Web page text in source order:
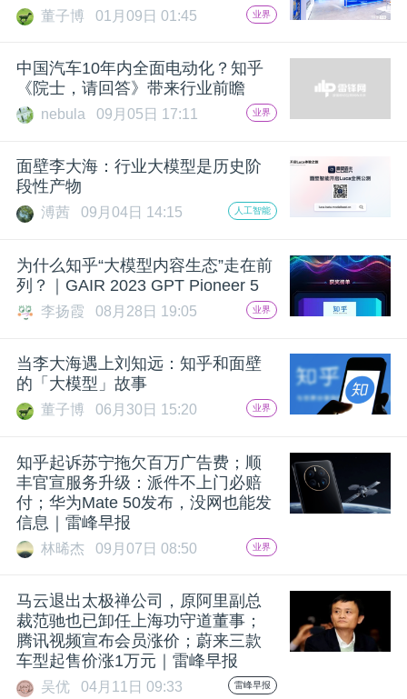
董子博 01月09日 01:45 业界
中国汽车10年内全面电动化？知乎
《院士，请回答》带来行业前瞻
nebula 09月05日 17:11 业界
面壁李大海：行业大模型是历史阶
段性产物
溥茜 09月04日 14:15 人工智能
为什么知乎“大模型内容生态”走在前
列？｜GAIR 2023 GPT Pioneer 5
李扬霞 08月28日 19:05 业界
当李大海遇上刘知远：知乎和面壁
的「大模型」故事
董子博 06月30日 15:20 业界
知乎起诉苏宁拖欠百万广告费；顺
丰官宣服务升级：派件不上门必赔
付；华为Mate 50发布，没网也能发
信息｜雷峰早报
林晞杰 09月07日 08:50 业界
马云退出太极禅公司，原阿里副总
裁范驰也已卸任上海功守道董事；
腾讯视频宣布会员涨价；蔚来三款
车型起售价涨1万元｜雷峰早报
吴优 04月11日 09:33 雷峰早报